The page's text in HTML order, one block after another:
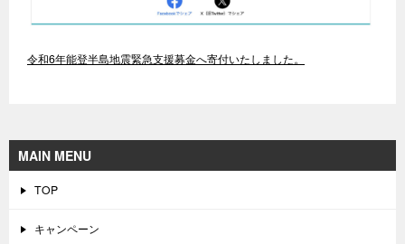
令和6年能登半島地震緊急支援募金へ寄付いたしました。
MAIN MENU
TOP
キャンペーン